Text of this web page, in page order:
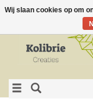
Wij slaan cookies op om